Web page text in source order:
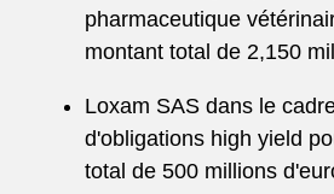
pharmaceutique
montant total de 2,150
Loxam SAS dans le
d'obligations high yield
total de 500 millions